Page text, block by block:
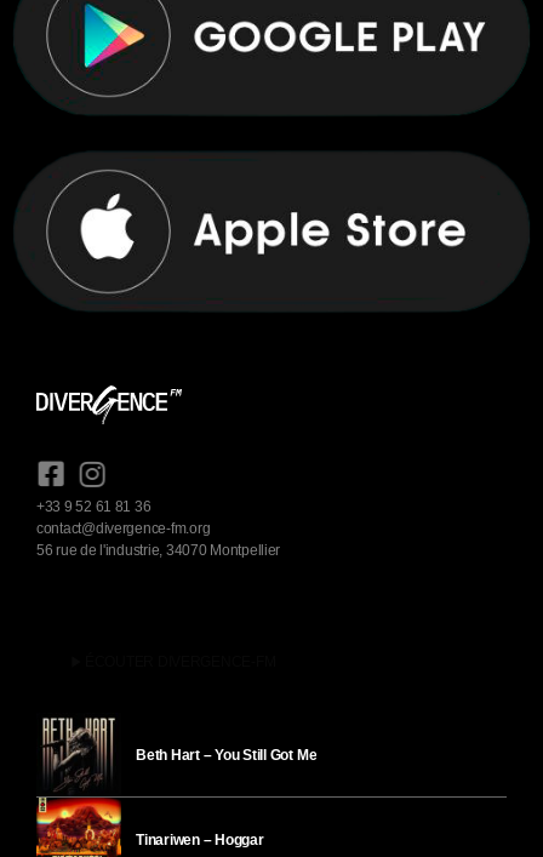
+33 9 52 61 81 36
contact@divergence-fm.org
56 rue de l'industrie, 34070 Montpellier
Beth Hart – You Still Got Me
Tinariwen – Hoggar